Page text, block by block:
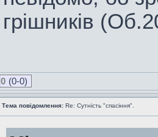
грішників
0 (0-0)
Тема повідомлення: Re: Сутність "спасіння".